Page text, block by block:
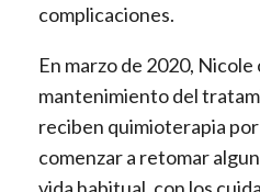
complicaciones.
En marzo de 2020,
mantenimiento del
reciben quimioterapia
comenzar a retomar